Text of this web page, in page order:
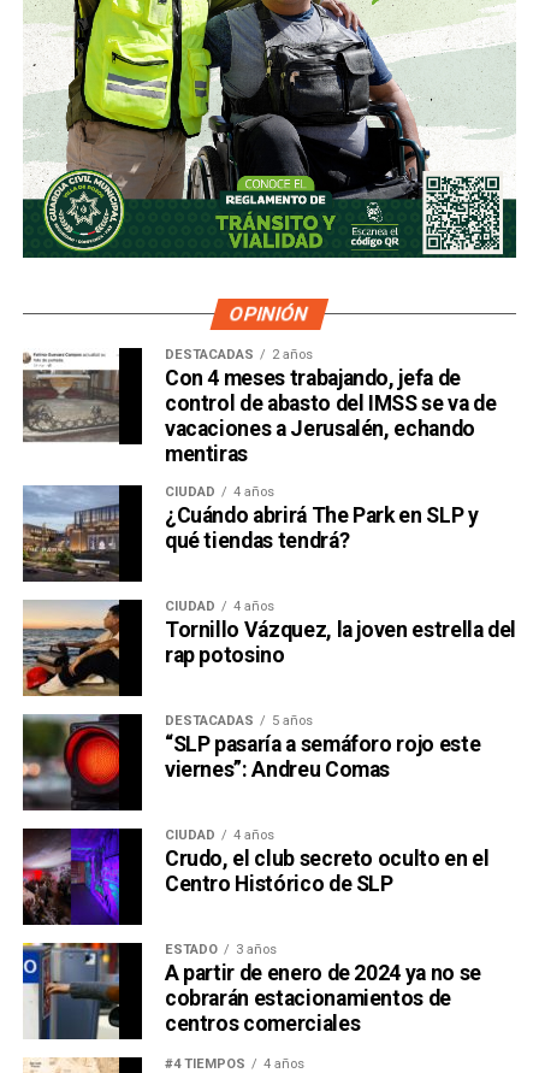
OPINIÓN
DESTACADAS 2 años
Con 4 meses trabajando, jefa de
control de abasto del IMSS se va de
vacaciones a Jerusalén, echando
mentiras
CIUDAD 4 años
¿Cuándo abrirá The Park en SLP y
qué tiendas tendrá?
CIUDAD 4 años
Tornillo Vázquez, la joven estrella del
rap potosino
DESTACADAS 5 años
“SLP pasaría a semáforo rojo este
viernes”: Andreu Comas
CIUDAD 4 años
Crudo, el club secreto oculto en el
Centro Histórico de SLP
ESTADO 3 años
A partir de enero de 2024 ya no se
cobrarán estacionamientos de
centros comerciales
#4 TIEMPOS 4 años